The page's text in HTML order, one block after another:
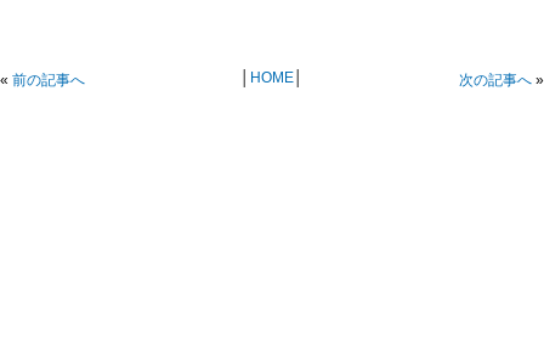
« 前の記事へ HOME│ 次の記事へ »